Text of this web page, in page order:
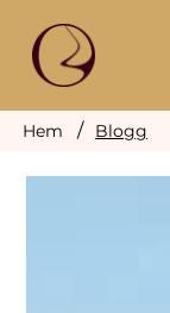
Hem / Blogg